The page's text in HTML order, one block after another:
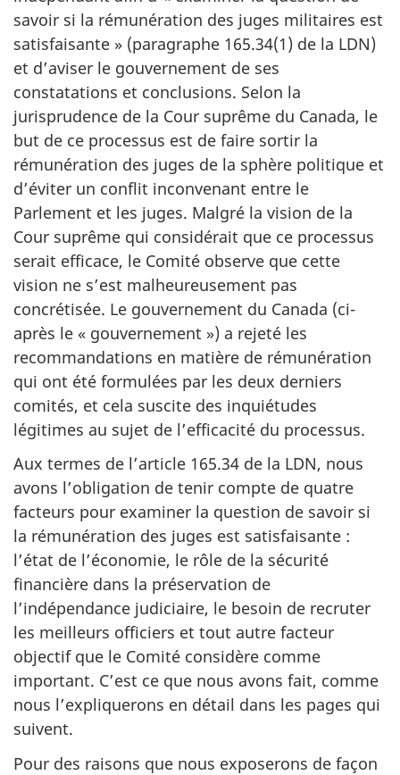
savoir si la rémunération des juges militaires est
satisfaisante » (paragraphe 165.34(1) de la LDN)
et d’aviser le gouvernement de ses
constatations et conclusions. Selon la
jurisprudence de la Cour suprême du Canada, le
but de ce processus est de faire sortir la
rémunération des juges de la sphère politique et
d’éviter un conflit inconvenant entre le
Parlement et les juges. Malgré la vision de la
Cour suprême qui considérait que ce processus
serait efficace, le Comité observe que cette
vision ne s’est malheureusement pas
concrétisée. Le gouvernement du Canada (ci-
après le « gouvernement ») a rejeté les
recommandations en matière de rémunération
qui ont été formulées par les deux derniers
comités, et cela suscite des inquiétudes
légitimes au sujet de l’efficacité du processus.
Aux termes de l’article 165.34 de la LDN, nous
avons l’obligation de tenir compte de quatre
facteurs pour examiner la question de savoir si
la rémunération des juges est satisfaisante :
l’état de l’économie, le rôle de la sécurité
financière dans la préservation de
l’indépendance judiciaire, le besoin de recruter
les meilleurs officiers et tout autre facteur
objectif que le Comité considère comme
important. C’est ce que nous avons fait, comme
nous l’expliquerons en détail dans les pages qui
suivent.
Pour des raisons que nous exposerons de façon